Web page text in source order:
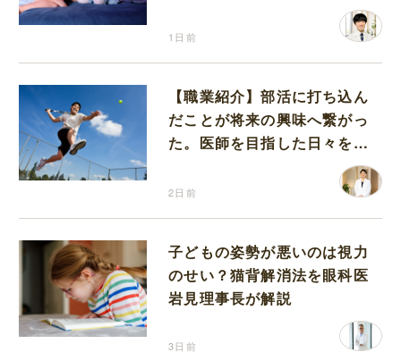
1日前
【職業紹介】部活に打ち込ん
だことが将来の興味へ繋がっ
た。医師を目指した日々を振
2日前
子どもの姿勢が悪いのは視力
のせい？猫背解消法を眼科医
岩見理事長が解説
3日前